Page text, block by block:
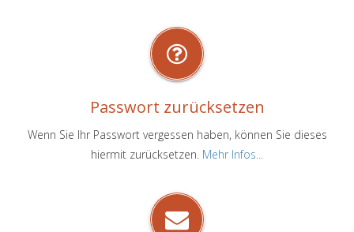
Passwort zurücksetzen
Wenn Sie Ihr Passwort vergessen haben, können Sie dieses
hiermit zurücksetzen. Mehr Infos...